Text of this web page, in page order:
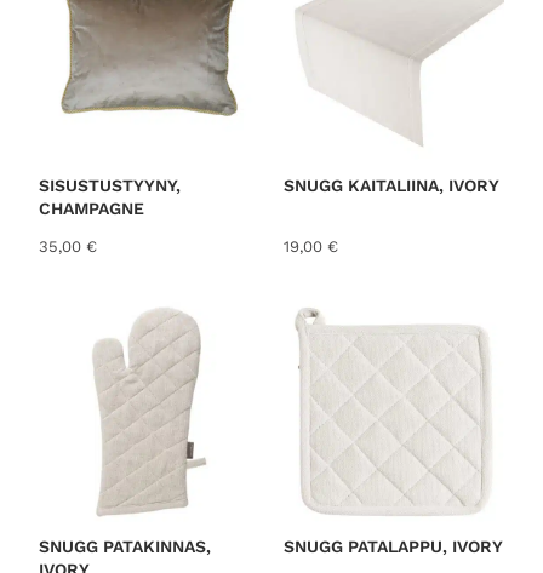
SISUSTUSTYYNY,
CHAMPAGNE
35,00 €
SNUGG KAITALIINA, IVORY
19,00 €
SNUGG PATAKINNAS,
SNUGG PATALAPPU, IVORY